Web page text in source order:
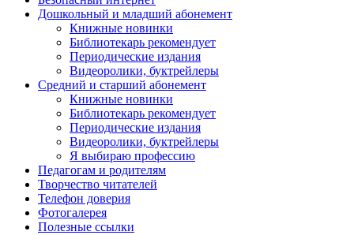
Дошкольный и младший абонемент
Книжные новинки
Библиотекарь рекомендует
Периодические издания
Видеоролики, буктрейлеры
Средний и старший абонемент
Книжные новинки
Библиотекарь рекомендует
Периодические издания
Видеоролики, буктрейлеры
Я выбираю профессию
Педагогам и родителям
Творчество читателей
Телефон доверия
Фотогалерея
Полезные ссылки